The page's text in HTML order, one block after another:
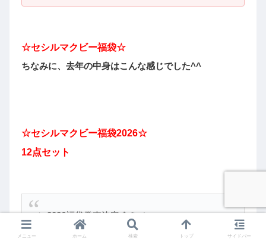
☆セシルマクビー福袋☆
ちなみに、去年の中身はこんな感じでした^^
☆セシルマクビー福袋2026☆
12点セット
＼2026福袋発売決定🐴🎍／
豪華12点入り4万円相当がなんと1万円⁉️
メニュー ホーム 検索 トップ サイドバー